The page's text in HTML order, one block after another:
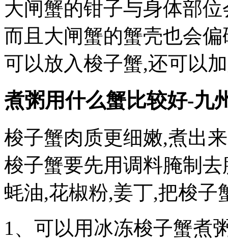
大闸蟹的钳子与身体部
而且大闸蟹的蟹壳也会
可以放入梭子蟹,还可以
煮粥用什么蟹比较好-九
梭子蟹肉质更细嫩,煮出
梭子蟹要先用调料腌制
蚝油,花椒粉,姜丁,把梭子
1、可以用冰冻梭子蟹煮